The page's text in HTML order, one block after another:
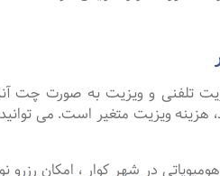
تلفنی و ویزیت به صورت چت
هزینه ویزیت متغیر است. می
در شهر کوار ، امکان رزرو